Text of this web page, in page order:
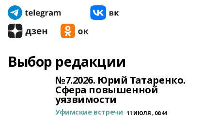
Выбор редакции
№7.2026. Юрий Татаренко.
Сфера повышенной
уязвимости
Уфимские встречи 11 ИЮЛЯ , 06:44